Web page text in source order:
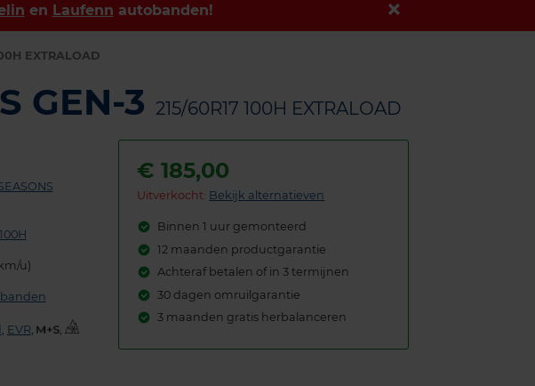
en Laufenn autobanden!
EXTRALOAD
GEN-3 215/60R17 100H EXTRALOAD
u)
, EVR, ,
€185,00
Uitverkocht: Bekijk alternatieven
Binnen 1 uur gemonteerd
12 maanden productgarantie
Achteraf betalen of in 3 termijnen
30 dagen omruilgarantie
3 maanden gratis herbalanceren